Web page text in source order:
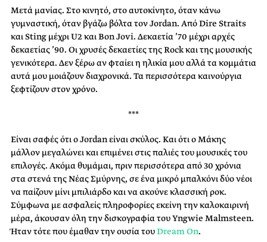
Μετά μανίας. Στο κινητό, στο αυτοκίνητο, όταν κάνω
γυμναστική, όταν βγάζω βόλτα τον Jordan. Από Dire Straits
και Sting μέχρι U2 και Bon Jovi. Δεκαετία ’70 μέχρι αρχές
δεκαετίας ’90. Οι χρυσές δεκαετίες της Rock και της μουσικής
γενικότερα. Δεν ξέρω αν φταίει η ηλικία μου αλλά τα κομμάτια
αυτά μου μοιάζουν διαχρονικά. Τα περισσότερα καινούργια
ξεφτίζουν στον χρόνο.
***
Είναι σαφές ότι ο Jordan είναι σκύλος. Και ότι ο Μάκης
μάλλον μεγαλώνει και επιμένει στις παλιές του μουσικές του
επιλογές. Ακόμα θυμάμαι, πριν περισσότερα από 30 χρόνια
στα στενά της Νέας Σμύρνης, σε ένα μικρό μπαλκόνι δύο νέοι
να παίζουν μίνι μπιλιάρδο και να ακούνε κλασσική ρoκ.
Σύμφωνα με ασφαλείς πληροφορίες εκείνη την καλοκαιρινή
μέρα, άκουσαν όλη την δισκογραφία του Yngwie Malmsteen.
Ήταν τότε που έμαθαν την ουσία τουDream On.